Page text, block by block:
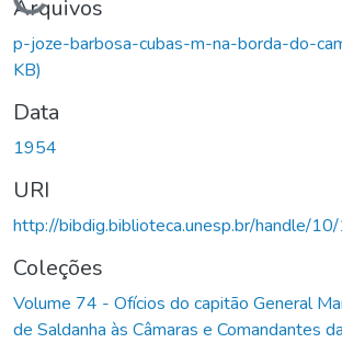
Arquivos
p-joze-barbosa-cubas-m-na-borda-do-
KB)
Data
1954
URI
http://bibdig.biblioteca.unesp.br/handle/
Coleções
Volume 74 - Ofícios do capitão General
de Saldanha às Câmaras e Comandantes